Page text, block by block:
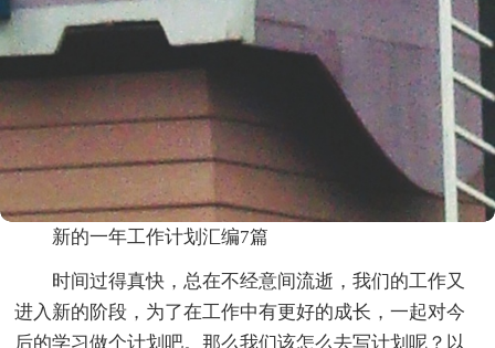
新的一年工作计划汇编7篇
时间过得真快，总在不经意间流逝，我们的工作又
进入新的阶段，为了在工作中有更好的成长，一起对今
后的学习做个计划吧。那么我们该怎么去写计划呢？以